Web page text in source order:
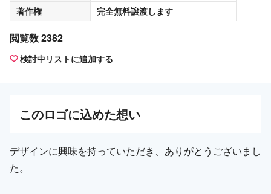
著作権
完全無料譲渡します
閲覧数 2382
検討中リストに追加する
このロゴに込めた想い
デザインに興味を持っていただき、ありがとうございまし
た。